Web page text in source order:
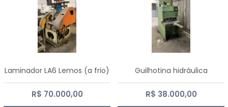
Laminador LA6 Lemos (a frio)
R$ 70.000,00
Guilhotina hidráulica
R$ 38.000,00